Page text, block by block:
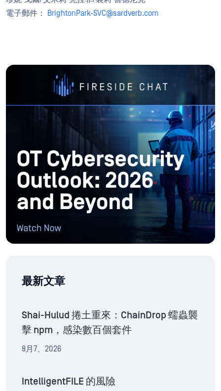
電子郵件：
BrightonPark-SVC@sardverb.com
最新文章
Shai-Hulud 捲土重來：ChainDrop 蠕蟲襲
擊 npm，感染數百個套件
8月7、2026
IntelligentFILE 的風險